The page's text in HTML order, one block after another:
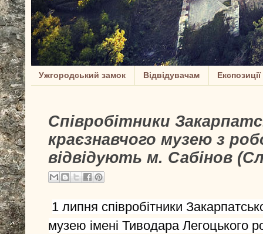
Ужгородський замок Відвідувачам Експозиції
Співробітники
краєзнавчого музею з
відвідують м. Сабінов
1 липня співробітники
музею імені Тиводара Легоцького